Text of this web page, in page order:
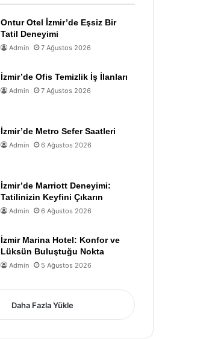
Ontur Otel İzmir’de Eşsiz Bir
Tatil Deneyimi
Admin 7 Ağustos 2026
İzmir’de Ofis Temizlik İş İlanları
Admin 7 Ağustos 2026
İzmir’de Metro Sefer Saatleri
Admin 6 Ağustos 2026
İzmir’de Marriott Deneyimi:
Tatilinizin Keyfini Çıkarın
Admin 6 Ağustos 2026
İzmir Marina Hotel: Konfor ve
Lüksün Buluştuğu Nokta
Admin 5 Ağustos 2026
Daha Fazla Yükle